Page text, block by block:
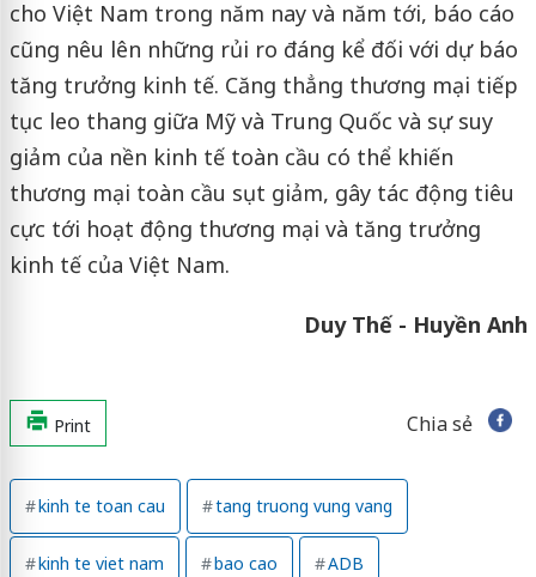
cho Việt Nam trong năm nay và năm tới, báo cáo
cũng nêu lên những rủi ro đáng kể đối với dự báo
tăng trưởng kinh tế. Căng thẳng thương mại tiếp
tục leo thang giữa Mỹ và Trung Quốc và sự suy
giảm của nền kinh tế toàn cầu có thể khiến
thương mại toàn cầu sụt giảm, gây tác động tiêu
cực tới hoạt động thương mại và tăng trưởng
kinh tế của Việt Nam.
Duy Thế - Huyền Anh
Print Chia sẻ
kinh te toan cau tang truong vung vang
kinh te viet nam bao cao ADB